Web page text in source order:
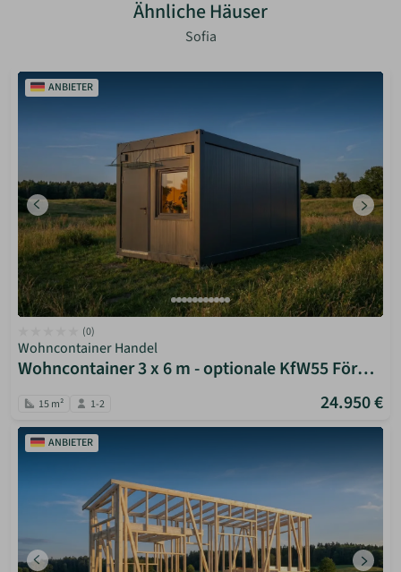
Ähnliche Häuser
Sofia
ANBIETER
(0)
Wohncontainer Handel
Wohncontainer 3 x 6 m - optionale KfW55 Förderung
15 m² 1-2 24.950 €
ANBIETER